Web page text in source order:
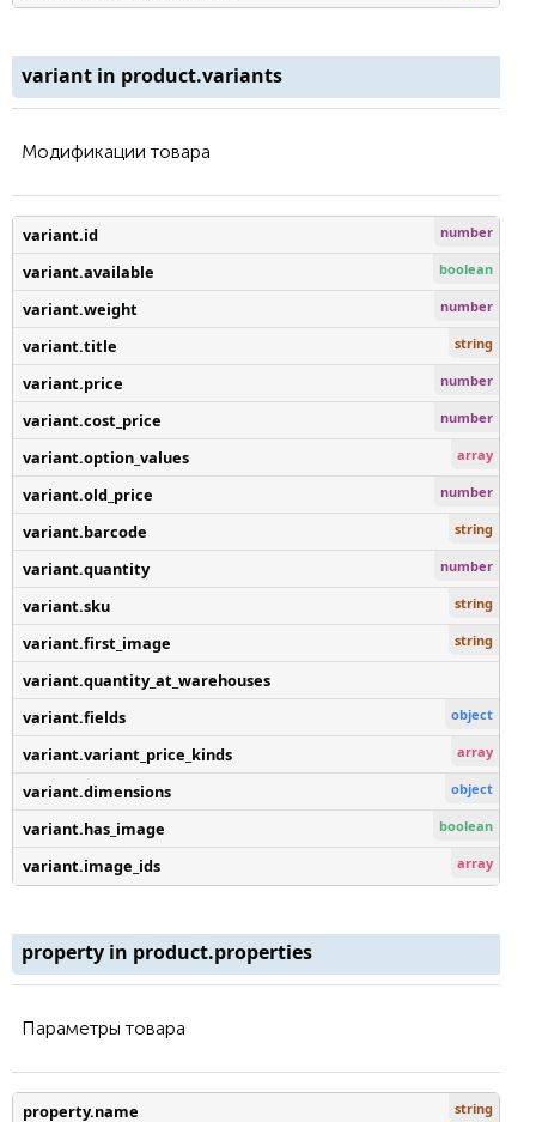
variant in product.variants
Модификации товара
variant.id number
variant.available boolean
variant.weight number
variant.title string
variant.price number
variant.cost_price number
variant.option_values array
variant.old_price number
variant.barcode string
variant.quantity number
variant.sku string
variant.first_image string
variant.quantity_at_warehouses
variant.fields
object
variant.variant_price_kinds array
variant.dimensions object
variant.has_image boolean
variant.image_ids array
property in product.properties
Параметры товара
property.name string